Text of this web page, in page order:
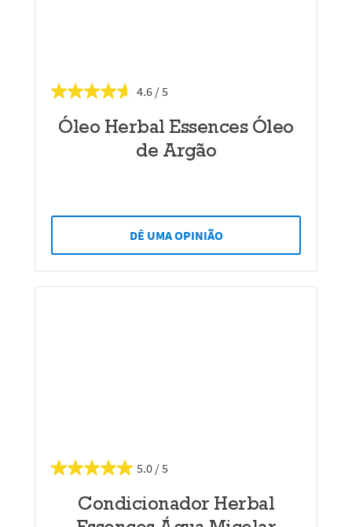
4.6
Óleo Herbal Essences Óleo
de Argão
DÊ UMA OPINIÃO
5.0
Condicionador Herbal